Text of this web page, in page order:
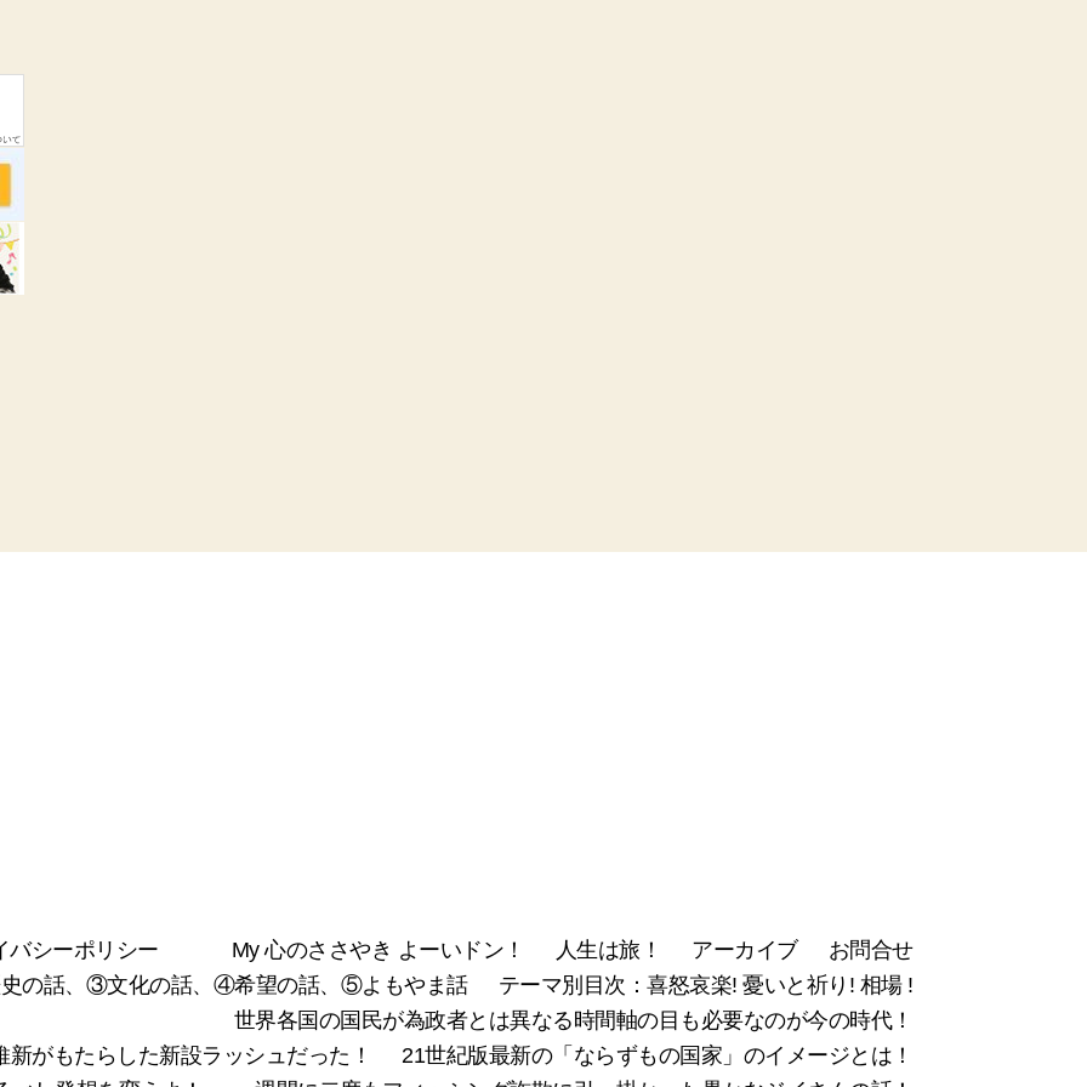
バシーポリシー My 心のささやき よーいドン！ 人生は旅！ アーカイブ
お問合せ
の話、③文化の話、④希望の話、⑤よもやま話
テーマ別目次：喜怒哀楽! 憂いと祈り! 相場 !
世界各国の国民が為政者とは異なる時間軸の目も必要なのが今の時代！
がもたらした新設ラッシュだった！
21世紀版最新の「ならずもの国家」のイメージとは！